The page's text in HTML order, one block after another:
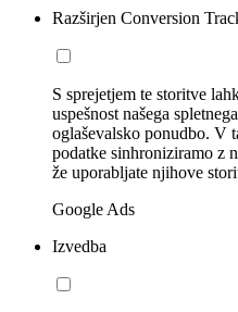
Razširjen Conversion
S sprejetjem te storitve
uspešnost našega
oglaševalsko ponudbo. V
podatke sinhroniziramo z
že uporabljate njihove
Google Ads
Izvedba